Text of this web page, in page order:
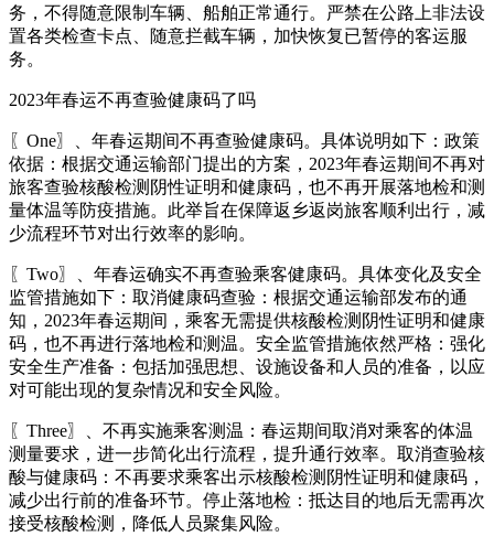
务，不得随意限制车辆、船舶正常通行。严禁在公路上非法设
置各类检查卡点、随意拦截车辆，加快恢复已暂停的客运服
务。
2023年春运不再查验健康码了吗
〖One〗、年春运期间不再查验健康码。具体说明如下：政策
依据：根据交通运输部门提出的方案，2023年春运期间不再对
旅客查验核酸检测阴性证明和健康码，也不再开展落地检和测
量体温等防疫措施。此举旨在保障返乡返岗旅客顺利出行，减
少流程环节对出行效率的影响。
〖Two〗、年春运确实不再查验乘客健康码。具体变化及安全
监管措施如下：取消健康码查验：根据交通运输部发布的通
知，2023年春运期间，乘客无需提供核酸检测阴性证明和健康
码，也不再进行落地检和测温。安全监管措施依然严格：强化
安全生产准备：包括加强思想、设施设备和人员的准备，以应
对可能出现的复杂情况和安全风险。
〖Three〗、不再实施乘客测温：春运期间取消对乘客的体温
测量要求，进一步简化出行流程，提升通行效率。取消查验核
酸与健康码：不再要求乘客出示核酸检测阴性证明和健康码，
减少出行前的准备环节。停止落地检：抵达目的地后无需再次
接受核酸检测，降低人员聚集风险。